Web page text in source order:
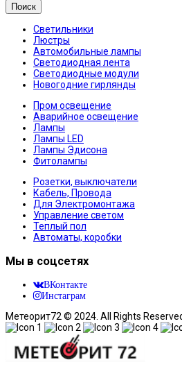
Поиск
Светильники
Люстры
Автомобильные лампы
Светодиодная лента
Светодиодные модули
Новогодние гирлянды
Пром освещение
Аварийное освещение
Лампы
Лампы LED
Лампы Эдисона
Фитолампы
Розетки, выключатели
Кабель, Провода
Для Электромонтажа
Управление светом
Теплый пол
Автоматы, коробки
Мы в соцсетях
ВКонтакте
Инстаграм
Метеорит72 © 2024. All Rights